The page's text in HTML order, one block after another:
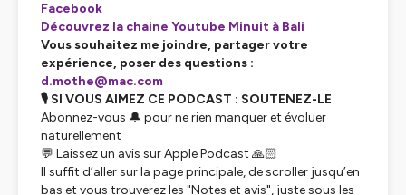
Facebook
Découvrez la chaine Youtube Minuit à Bali
Vous souhaitez me joindre, partager votre
expérience, poser des questions :
d.mothe@mac.com
🎙 SI VOUS AIMEZ CE PODCAST : SOUTENEZ-LE
Abonnez-vous 🔔 pour ne rien manquer et évoluer
naturellement
💬 Laissez un avis sur Apple Podcast 🙏🏻
Il suffit d’aller sur la page principale, de scroller jusqu’en
bas et vous trouverez les "Notes et avis", juste sous les